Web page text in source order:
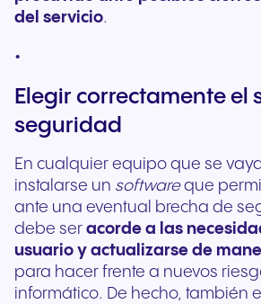
del servicio.
Elegir correctamente el
seguridad
En cualquier equipo que se
instalarse un softwareque
ante una eventual brecha de
debe ser acorde a las
usuario y actualizarse de
para hacer frente a nuevos
informático. De hecho, también